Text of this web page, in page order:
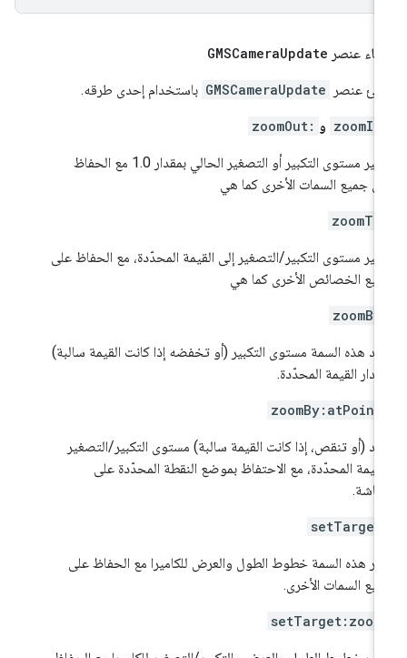
عنصر GMSCameraUpdate
عنصر GMSCameraUpdate باستخدام إحدى طرقه.
و zoomOut:
تغيير مستوى التكبير أو التصغير الحالي بمقدار 1.0 مع الحفاظ
جميع السمات الأخرى كما هي
مستوى التكبير/التصغير إلى القيمة المحدّدة، مع الحفاظ على
الخصائص الأخرى كما هي
هذه السمة مستوى التكبير (أو تخفضه إذا كانت القيمة سالبة)
القيمة المحدّدة.
(أو تنقص، إذا كانت القيمة سالبة) مستوى التكبير/التصغير
المحدّدة، مع الاحتفاظ بموضع النقطة المحدّدة على
هذه السمة خطوط الطول والعرض للكاميرا مع الحفاظ على
السمات الأخرى.